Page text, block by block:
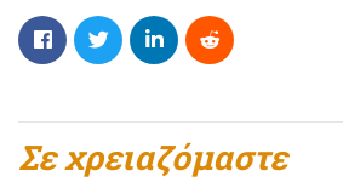
Σε χρειαζόμαστε